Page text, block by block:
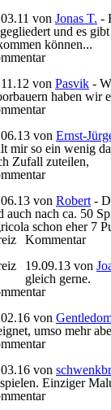
von Jonas T. -
und es
können...
von Pasvik -
haben wir
von Ernst-
mir so ein wenig
Zufall zuteilen,
von Robert -
auch nach ca. 50
schon eher 7
Kommentar
19.09.13 von
gleich gerne.
von
umso mehr
von
Einziger